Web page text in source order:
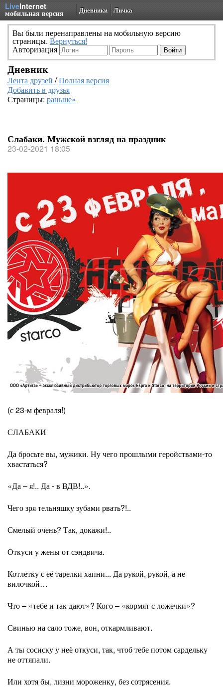
LiveInternet
мобильная версия Дневники Личка
Вы были перенаправлены на мобильную версию
страницы. Вернуться!
Авторизация
Дневник
Лента друзей /Полная версия
Добавить в друзья
Страницы: раньше»
Слабаки. Мужской взгляд на праздник
23-02-2021 18:05
(с 23-м февраля!)
СЛАБАКИ
Да бросьте вы, мужики. Ну чего прошлыми геройствами-то
хвастаться?
«Да – я!.. Да - в ВДВ!..».
Чего зря тельняшку зубами рвать?!..
Смелый очень? Так, докажи!..
Откуси у жены от сэндвича.
Котлетку с её тарелки хапни... Да рукой, рукой, а не
вилочкой…
Что – «тебе и так дают»? Кого – «кормят с ложечки»?
Свинью на сало тоже, вон, откармливают.
А ты сосиску у неё откуси, так, чтоб тебе потом сардельку
не оттяпали.
Или хотя бы, лизни мороженку, без сотрясения.